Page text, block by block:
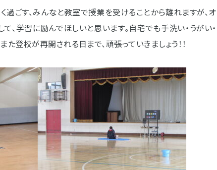
過ごす、みんなと教室で授業を受けることから離れますが、オ
、学習に励んでほしいと思います。自宅でも手洗い・うがい・
登校が再開される日まで、頑張っていきましょう！！